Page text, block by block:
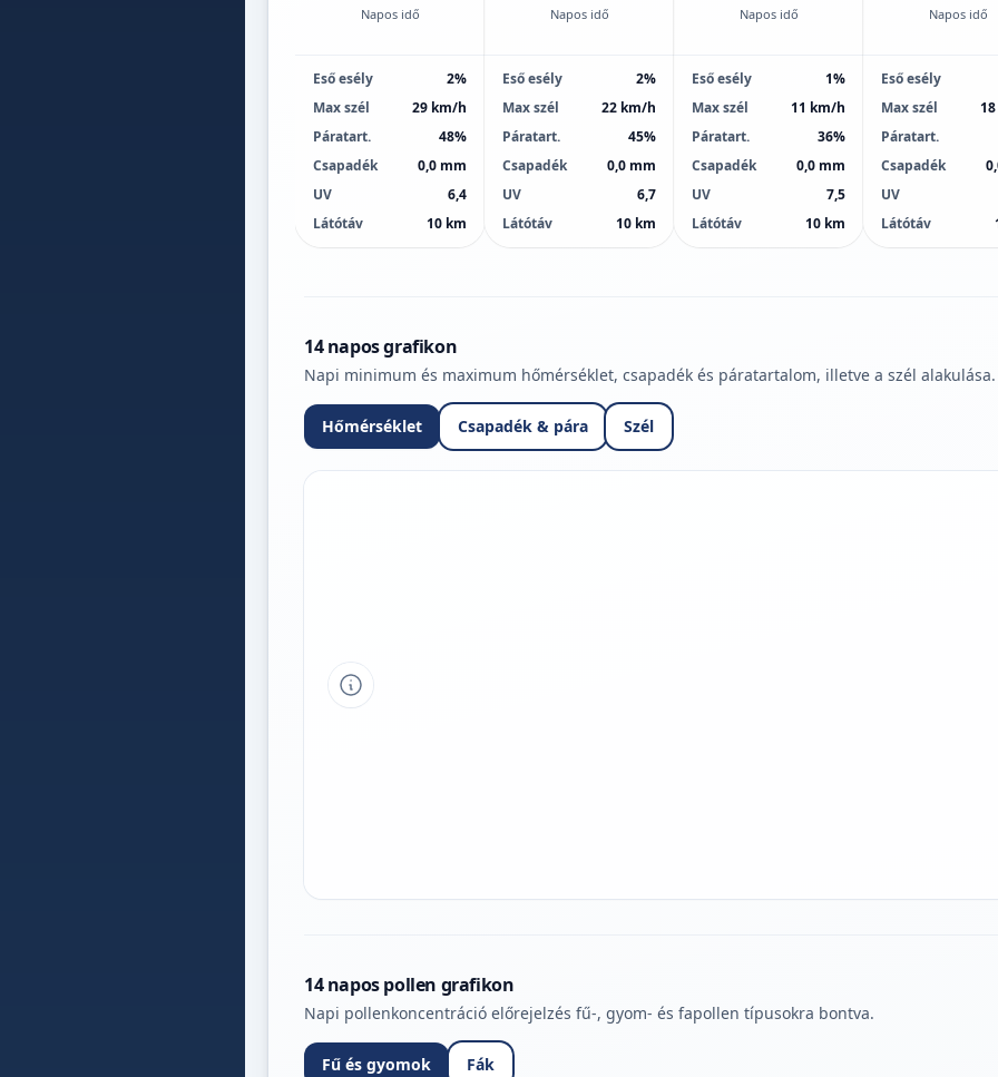
Napos idő
Eső esély
2%
Max szél
29 km/h
Páratart.
48%
Csapadék
0,0 mm
UV
6,4
Látótáv
10 km
Napos idő
Eső esély
2%
Max szél
22 km/h
Páratart.
45%
Csapadék
0,0 mm
UV
6,7
Látótáv
10 km
Napos idő
Eső esély
1%
Max szél
11 km/h
Páratart.
36%
Csapadék
0,0 mm
UV
7,5
Látótáv
10 km
Napos idő
Eső esély
Max szél
Páratart.
Csapadék
UV
Látótáv
14 napos grafikon
Napi minimum és maximum hőmérséklet, csapadék és páratartalom, illetve a szél alakulása.
Hőmérséklet Csapadék & pára Szél
Tipp a grafikon jelmagyarázatához
14 napos pollen grafikon
Napi pollenkoncentráció előrejelzés fű-, gyom- és fapollen típusokra bontva.
Fű és gyomok Fák